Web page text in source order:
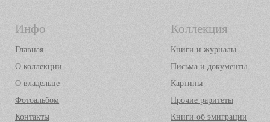
Инфо
Главная
О коллекции
О владельце
Фотоальбом
Контакты
Коллекция
Книги и журналы
Письма и документы
Картины
Прочие раритеты
Книги об эмиграции